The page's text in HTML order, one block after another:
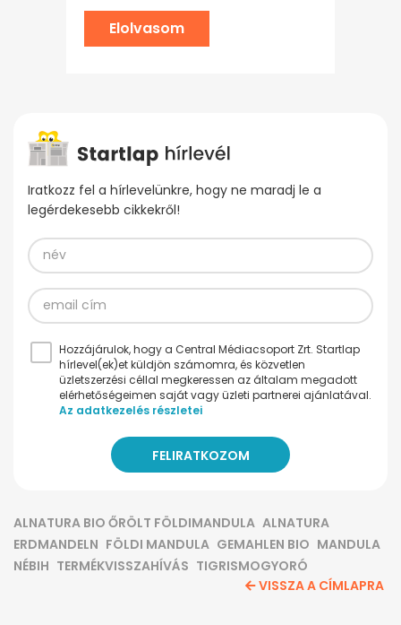
Elolvasom
Iratkozz fel a hírlevelünkre, hogy ne maradj le a
legérdekesebb cikkekről!
Hozzájárulok, hogy a Central Médiacsoport Zrt. Startlap
hírlevel(ek)et küldjön számomra, és közvetlen
üzletszerzési céllal megkeressen az általam megadott
elérhetőségeimen saját vagy üzleti partnerei ajánlatával.
Az adatkezelés részletei
ALNATURA BIO ŐRÖLT FÖLDIMANDULA ALNATURA
ERDMANDELN FÖLDI MANDULA GEMAHLEN BIO MANDULA
NÉBIH TERMÉKVISSZAHÍVÁS TIGRISMOGYORÓ
VISSZA A CÍMLAPRA